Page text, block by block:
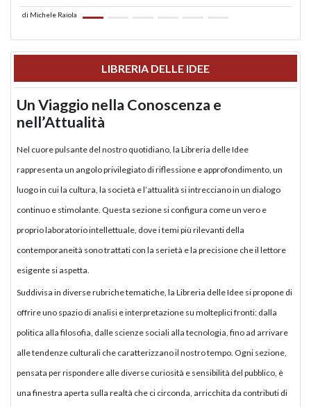
di Michele Raiola
LIBRERIA DELLE IDEE
Un Viaggio nella Conoscenza e
nell’Attualità
Nel cuore pulsante del nostro quotidiano, la Libreria delle Idee
rappresenta un angolo privilegiato di riflessione e approfondimento, un
luogo in cui la cultura, la società e l’attualità si intrecciano in un dialogo
continuo e stimolante. Questa sezione si configura come un vero e
proprio laboratorio intellettuale, dove i temi più rilevanti della
contemporaneità sono trattati con la serietà e la precisione che il lettore
esigente si aspetta.
Suddivisa in diverse rubriche tematiche, la Libreria delle Idee si propone di
offrire uno spazio di analisi e interpretazione su molteplici fronti: dalla
politica alla filosofia, dalle scienze sociali alla tecnologia, fino ad arrivare
alle tendenze culturali che caratterizzano il nostro tempo. Ogni sezione,
pensata per rispondere alle diverse curiosità e sensibilità del pubblico, è
una finestra aperta sulla realtà che ci circonda, arricchita da contributi di